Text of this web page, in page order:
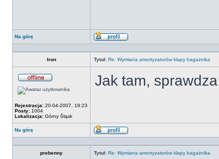
Na górę
Wyświetl
Iron
Tytuł: Re: Wymiana amortyzatorów klapy bagażnika
Rejestracja: 20-04-2007, 19:23
Posty: 1004
Lokalizacja: Górny Śląsk
Jak tam,
Na górę
Wyświetl
prebenny
Tytuł: Re: Wymiana amortyzatorów klapy bagażnika